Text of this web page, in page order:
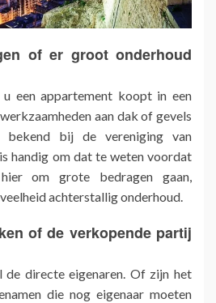
of er groot onderhoud
een appartement koopt in een
aan dak of gevels
bij de vereniging van
handig om dat te weten voordat
om grote bedragen gaan,
achterstallig onderhoud.
of de verkopende partij
de directe eigenaren. Of zijn het
die nog eigenaar moeten